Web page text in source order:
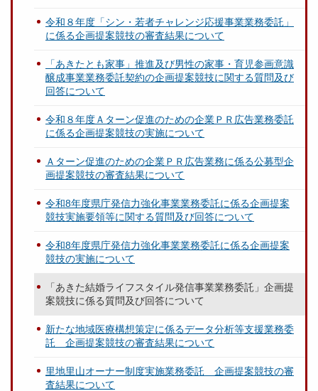
令和８年度「シン・若者チャレンジ応援事業業務委託」
に係る企画提案競技の審査結果について
「あきたとも家事」推進及び男性の家事・育児参画意識
醸成事業業務委託契約の企画提案競技に関する質問及び
回答について
令和８年度Ａターン促進のための企業ＰＲ広告業務委託
に係る企画提案競技の実施について
Ａターン促進のための企業ＰＲ広告業務に係る公募型企
画提案競技の審査結果について
令和8年度県庁発信力強化事業業務委託に係る企画提案
競技実施要領等に関する質問及び回答について
令和8年度県庁発信力強化事業業務委託に係る企画提案
競技の実施について
「あきた結婚ライフスタイル発信事業業務委託」企画提
案競技に係る質問及び回答について
新たな地域医療構想策定に係るデータ分析等支援業務委
託 企画提案競技の審査結果について
里地里山オーナー制度実施業務委託 企画提案競技の審
査結果について